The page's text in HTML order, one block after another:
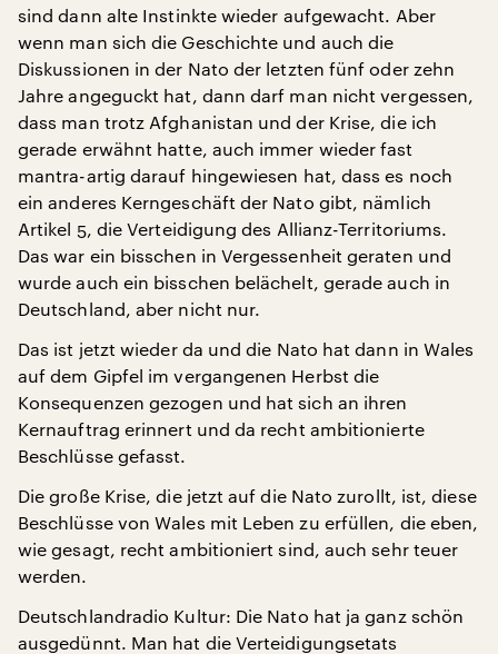
sind dann alte Instinkte wieder aufgewacht. Aber
wenn man sich die Geschichte und auch die
Diskussionen in der Nato der letzten fünf oder zehn
Jahre angeguckt hat, dann darf man nicht vergessen,
dass man trotz Afghanistan und der Krise, die ich
gerade erwähnt hatte, auch immer wieder fast
mantra-artig darauf hingewiesen hat, dass es noch
ein anderes Kerngeschäft der Nato gibt, nämlich
Artikel 5, die Verteidigung des Allianz-Territoriums.
Das war ein bisschen in Vergessenheit geraten und
wurde auch ein bisschen belächelt, gerade auch in
Deutschland, aber nicht nur.
Das ist jetzt wieder da und die Nato hat dann in Wales
auf dem Gipfel im vergangenen Herbst die
Konsequenzen gezogen und hat sich an ihren
Kernauftrag erinnert und da recht ambitionierte
Beschlüsse gefasst.
Die große Krise, die jetzt auf die Nato zurollt, ist, diese
Beschlüsse von Wales mit Leben zu erfüllen, die eben,
wie gesagt, recht ambitioniert sind, auch sehr teuer
werden.
Deutschlandradio Kultur: Die Nato hat ja ganz schön
ausgedünnt. Man hat die Verteidigungsetats